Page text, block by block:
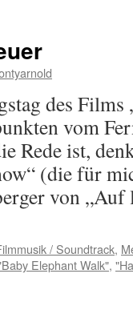
des
vom
Rede ist,
(die für
von
/ Soundtrack,
Elephant Walk",